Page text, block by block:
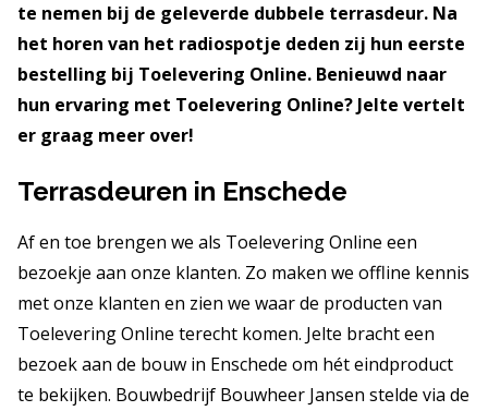
te nemen bij de geleverde dubbele terrasdeur. Na
het horen van het radiospotje deden zij hun eerste
bestelling bij Toelevering Online. Benieuwd naar
hun ervaring met Toelevering Online? Jelte vertelt
er graag meer over!
Terrasdeuren in Enschede
Af en toe brengen we als Toelevering Online een
bezoekje aan onze klanten. Zo maken we offline kennis
met onze klanten en zien we waar de producten van
Toelevering Online terecht komen. Jelte bracht een
bezoek aan de bouw in Enschede om hét eindproduct
te bekijken. Bouwbedrijf Bouwheer Jansen stelde via de